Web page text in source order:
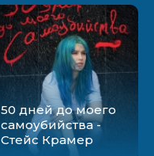
50 дней до моего
самоубийства -
Стейс Крамер